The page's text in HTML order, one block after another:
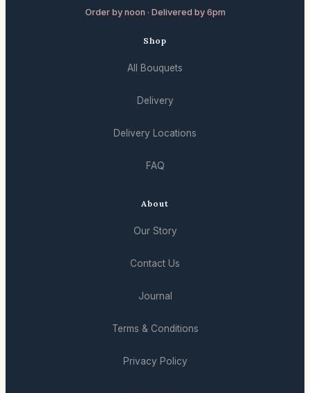
Order by noon · Delivered by 6pm
Shop
All Bouquets
Delivery
Delivery Locations
FAQ
About
Our Story
Contact Us
Journal
Terms & Conditions
Privacy Policy